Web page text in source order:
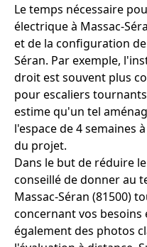
Le temps nécessaire
électrique à Massac-
et de la configuration
Séran. Par exemple,
droit est souvent plus
pour escaliers
estime qu'un tel
l'espace de 4 semaines
du projet.
Dans le but de réduire
conseillé de donner au
Massac-Séran (81500)
concernant vos
également des photos